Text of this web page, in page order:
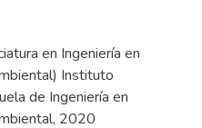
en Ingeniería en
Instituto
de Ingeniería en
2020